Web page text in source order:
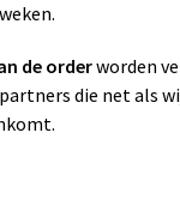
de orderworden
die net als